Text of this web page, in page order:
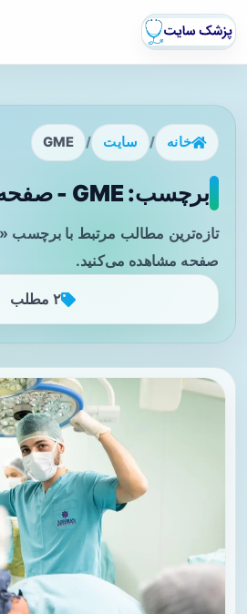
خانه / سایت /
GME
برچسب: GME - صفحه 1
صفحه مشاهده می‌کنید.
۲ مطلب